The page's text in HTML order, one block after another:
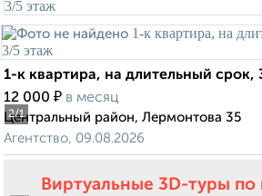
2/1
1-к квартира, на длительный срок,
12 000 ₽ в месяц
Центральный район, Лермонтова 35
Агентство, 09.08.2026
Виртуальные 3D-туры